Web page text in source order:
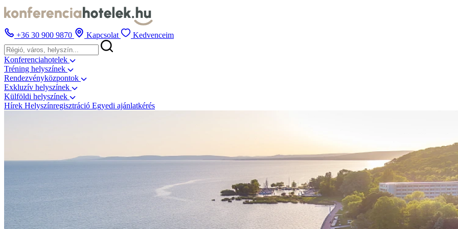
+36 30 900 9870 Kapcsolat Kedvenceim
Konferenciahotelek
Tréning helyszínek
Rendezvényközpontok
Exkluzív helyszínek
Külföldi helyszínek
Hírek Helyszínregisztráció Egyedi ajánlatkérés